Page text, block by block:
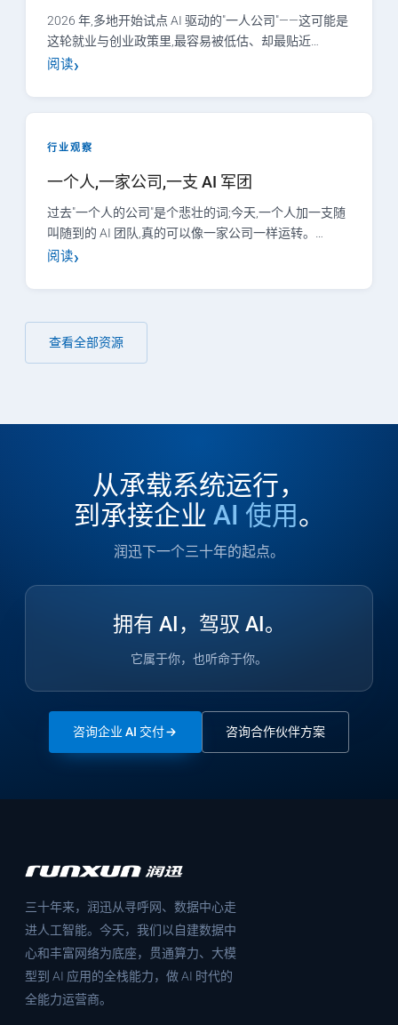
2026 年,多地开始试点 AI 驱动的"一人公司"——这可能是
这轮就业与创业政策里,最容易被低估、却最贴近…
阅读
行业观察
一个人,一家公司,一支 AI 军团
过去"一个人的公司"是个悲壮的词;今天,一个人加一支随
叫随到的 AI 团队,真的可以像一家公司一样运转。…
阅读
查看全部资源
从承载系统运行，
到承接企业 AI 使用。
润迅下一个三十年的起点。
拥有 AI，驾驭 AI。
它属于你，也听命于你。
咨询企业 AI 交付 咨询合作伙伴方案
三十年来，润迅从寻呼网、数据中心走
进人工智能。今天，我们以自建数据中
心和丰富网络为底座，贯通算力、大模
型到 AI 应用的全栈能力，做 AI 时代的
全能力运营商。